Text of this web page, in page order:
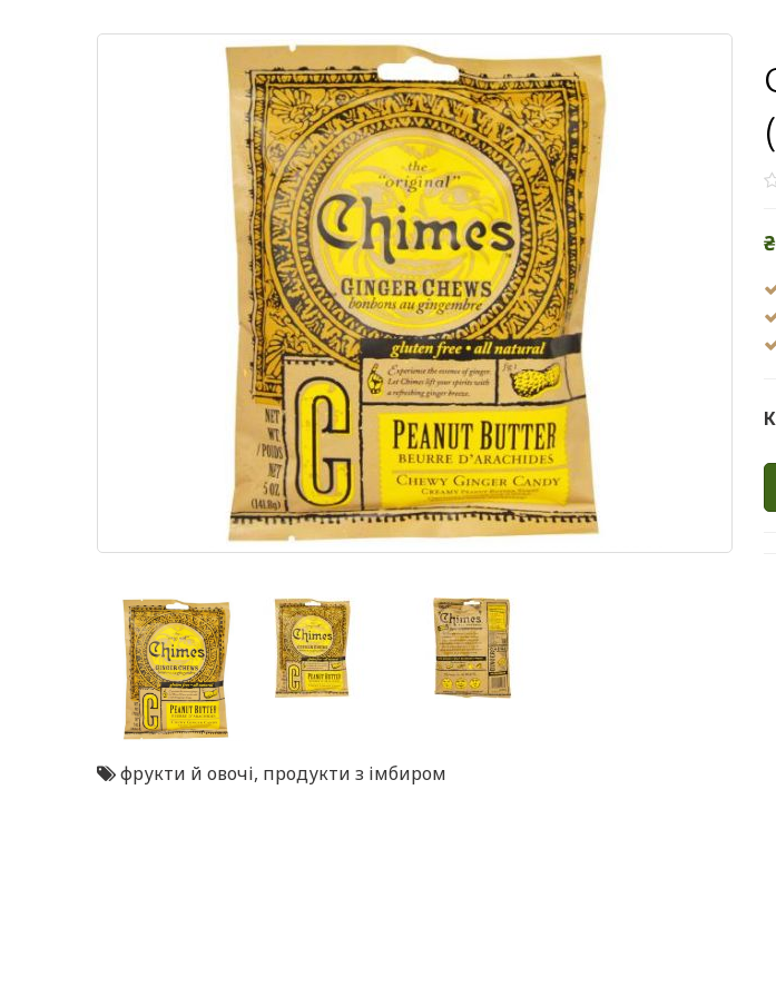
фрукти й овочі, продукти з імбиром